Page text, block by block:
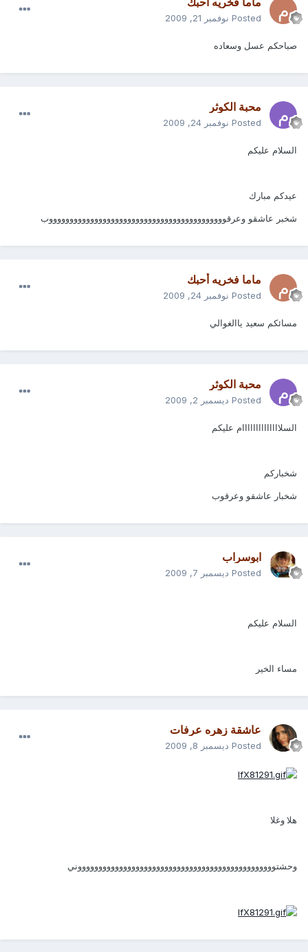
Posted نوفمبر 21, 2009
صباحكم عسل وسعاده
محبة الكوثر
Posted نوفمبر 24, 2009
السلام عليكم
عيدكم مبارك
شخبر عاشقو وعرقوووووووووووووووووووووووووووووووووووووووووووب
ماما فخريه أحبك
Posted نوفمبر 24, 2009
مسائكم سعيد ياالغوالي
محبة الكوثر
Posted ديسمبر 2, 2009
السلاااااااااااااام عليكم
شخباركم
شخبار عاشقو وعرقوب
ابوسراب
Posted ديسمبر 7, 2009
السلام عليكم
مساء الخير
عاشقة زهره عرفات
Posted ديسمبر 8, 2009
هلا وغلا
وحشتووووووووووووووووووووووووووووووووووووووووووووووووني